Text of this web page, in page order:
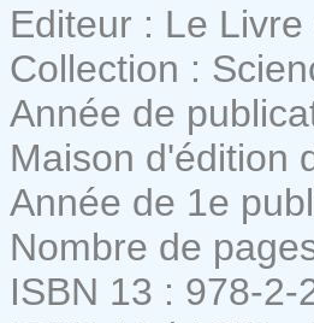
Editeur : Le
Collection :
Année de
Maison d'édition
Année de 1e
Nombre de
ISBN 13 : 978-2-